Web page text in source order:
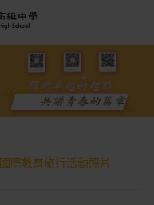
國際教育旅行活動照片